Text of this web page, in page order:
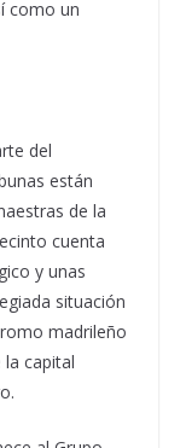
como un
del
están
de la
cuenta
y unas
situación
madrileño
capital